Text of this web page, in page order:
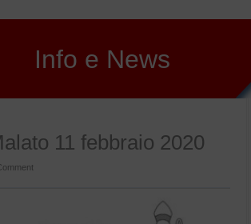
Info e News
11 febbraio 2020